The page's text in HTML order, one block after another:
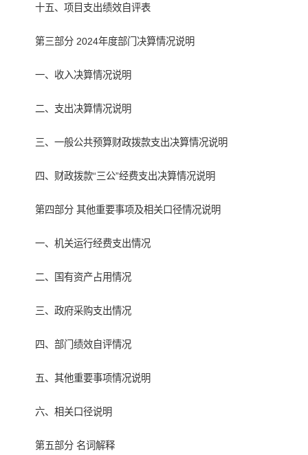
十五、项目支出绩效自评表
第三部分 2024年度部门决算情况说明
一、收入决算情况说明
二、支出决算情况说明
三、一般公共预算财政拨款支出决算情况说明
四、财政拨款“三公”经费支出决算情况说明
第四部分 其他重要事项及相关口径情况说明
一、机关运行经费支出情况
二、国有资产占用情况
三、政府采购支出情况
四、部门绩效自评情况
五、其他重要事项情况说明
六、相关口径说明
第五部分 名词解释